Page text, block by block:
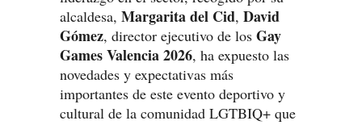
alcaldesa, Margarita del Cid, David
Gómez, director ejecutivo de los Gay
Games Valencia 2026, ha expuesto las
novedades y expectativas más
importantes de este evento deportivo y
cultural de la comunidad LGTBIQ+ que